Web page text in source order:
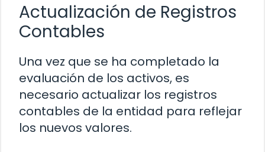
Actualización de Registros
Contables
Una vez que se ha completado la
evaluación de los activos, es
necesario actualizar los registros
contables de la entidad para reflejar
los nuevos valores.